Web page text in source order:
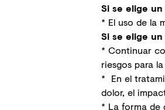
Si se elige
* El uso de la
Si se elige
* Continuar
riesgos para
* En el
dolor, el
* La forma de